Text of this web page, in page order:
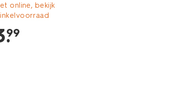
online, bekijk
.
99